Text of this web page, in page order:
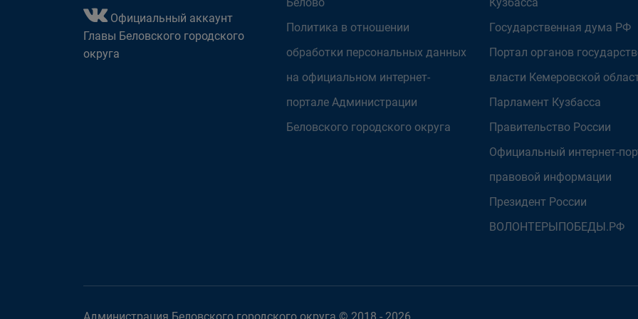
Официальный аккаунт
Главы Беловского городского
округа
Политика в отношении
обработки персональных данных
на официальном интернет-
портале Администрации
Беловского городского округа
Государственная дума РФ
Портал органов
власти Кемеровской
Парламент Кузбасса
Правительство России
Официальный интернет-
правовой информации
Президент России
ВОЛОНТЕРЫПОБЕДЫ.РФ